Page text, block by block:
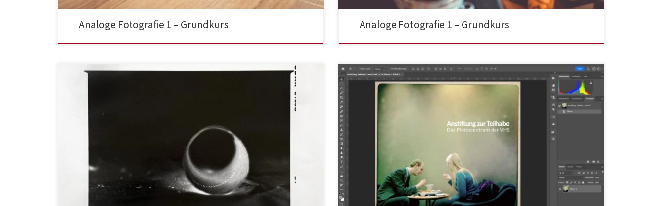
Analoge Fotografie 1 – Grundkurs Analoge Fotografie 1 – Grundkurs